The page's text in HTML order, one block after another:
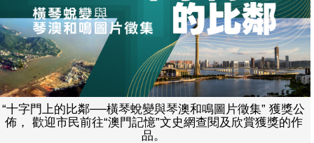
“十字門上的比鄰──橫琴蛻變與琴澳和鳴圖片徵集” 獲獎公
佈， 歡迎市民前往“澳門記憶”文史網查閱及欣賞獲獎的作
品。